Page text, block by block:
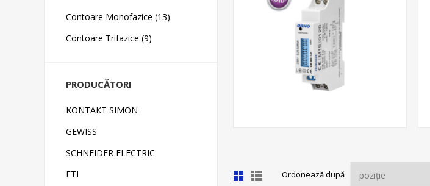
Ordonează după
Contoare Monofazice (13)
Contoare Trifazice (9)
PRODUCĂTORI
KONTAKT SIMON
GEWISS
SCHNEIDER ELECTRIC
ETI